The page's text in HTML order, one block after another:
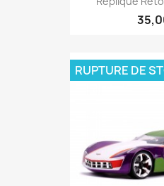
RUPTURE DE